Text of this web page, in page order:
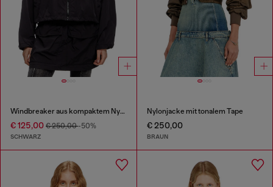
Windbreaker aus kompaktem Nylon
€ 125,00 € 250,00-50%
SCHWARZ
Nylonjacke mit tonalem Tape
€ 250,00
BRAUN